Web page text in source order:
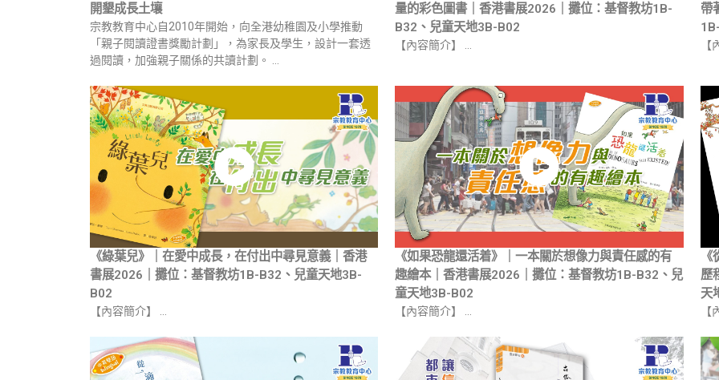
開墾成長土壤
宗教教育中心自2010年開始，向全港幼稚園及小學推動
「親子閱讀證書獎勵計劃」，為家長及學生，設計一套透
過閱讀，加強親子關係的共讀計劃。 …
量的彩色圖書｜香港書展2026｜攤位：基督教坊1B-
B32、兒童天地3B-B02
【內容簡介】 …
帶
【
《綠葉兒》｜在愛中成長，在付出中尋見意義｜香港
書展2026｜攤位：基督教坊1B-B32、兒童天地3B-
B02
【內容簡介】 …
《如果恐龍還活着》｜一本關於想像力與責任感的有
趣繪本｜香港書展2026｜攤位：基督教坊1B-B32、兒
童天地3B-B02
【內容簡介】 …
歷
天
【